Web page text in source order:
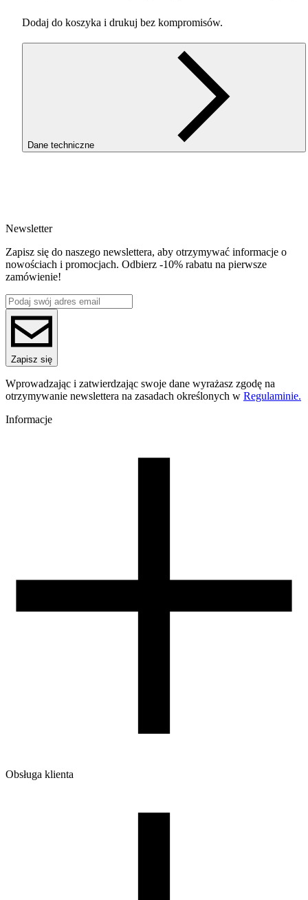
Dodaj do koszyka i drukuj bez kompromisów.
Dane techniczne
Waga netto [kg]
Średnica [mm]
1.75
Materiał bazowy
PET-G
Seria
PET-G Standard HS
Nazwa koloru
Gray
Kolor
szary
Temperatura dyszy [C]
220-250
60-80
Newsletter
Zapisz się do naszego newslettera, aby otrzymywać informacje o
nowościach i promocjach. Odbierz -10% rabatu na pierwsze
zamówienie!
Zapisz się
Wprowadzając i zatwierdzając swoje dane wyrażasz zgodę na
otrzymywanie newslettera na zasadach określonych w Regulaminie.
Informacje
Obsługa klienta